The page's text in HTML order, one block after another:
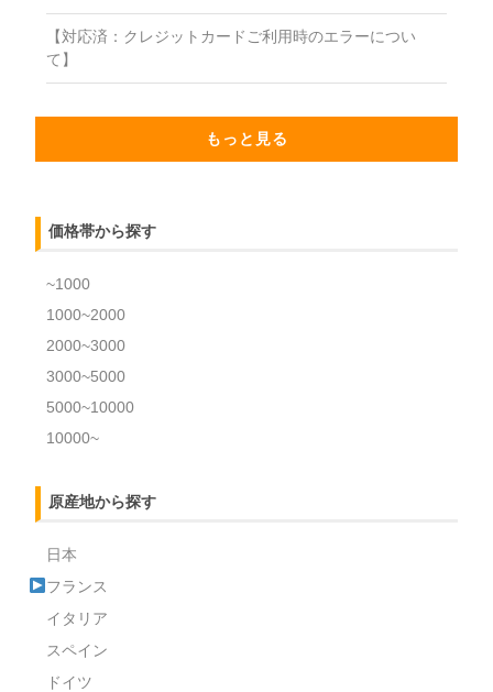
【対応済：クレジットカードご利用時のエラーについ
て】
もっと見る
価格帯から探す
~1000
1000~2000
2000~3000
3000~5000
5000~10000
10000~
原産地から探す
日本
フランス
イタリア
スペイン
ドイツ